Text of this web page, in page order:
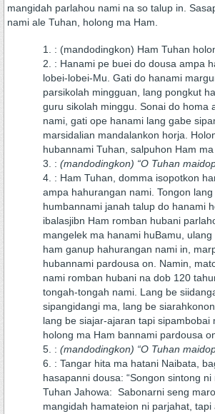
mangidah parlahou nami na so talup in.
nami ale Tuhan, holong ma Ham.
: (mandodingkon) Ham Tuhan
: Hanami pe buei do dousa ampa
lobei-lobei-Mu. Gati do hanami
parsikolah mingguan, lang pongkut
guru sikolah minggu. Sonai do homa
nami, gati ope hanami lang gabe
marsidalian mandalankon horja.
hubannami Tuhan, salpuhon Ham
: (mandodingkon) “O Tuhan
: Ham Tuhan, domma isopotkon
ampa hahurangan nami. Tongon
humbannami janah talup do hanami
ibalasjibn Ham romban hubani
mangelek ma hanami huBamu,
ham ganup hahurangan nami in,
hubannami pardousa on. Namin,
nami romban hubani na dob 120
tongah-tongah nami. Lang be
sipangidangi ma, lang be
lang be siajar-ajaran tapi sipambobai
holong ma Ham bannami pardousa
: (mandodingkon) “O Tuhan
: Tangar hita ma hatani Naibata,
hasapanni dousa: “Songon sintong
Tuhan Jahowa: Sabonarni seng
mangidah hamateion ni parjahat, tapi